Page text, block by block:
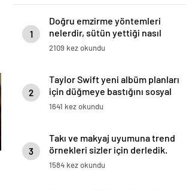
1
Doğru emzirme yöntemleri
nelerdir, sütün yettiği nasıl
anlaşılır?
2109 kez okundu
2
Taylor Swift yeni albüm planları
için düğmeye bastığını sosyal
medyadan duyurdu!
1641 kez okundu
3
Takı ve makyaj uyumuna trend
örnekleri sizler için derledik.
1584 kez okundu